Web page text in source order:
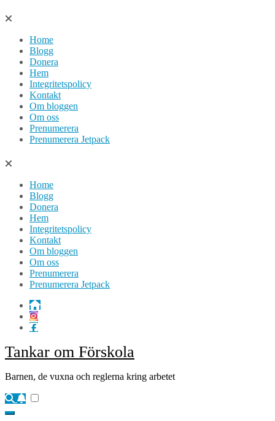
Hoppa
innehållHome
Blogg
Donera
Hem
Integritetspolicy
Kontakt
Om bloggen
Om oss
Prenumerera
Prenumerera Jetpack
Home
Blogg
Donera
Hem
Integritetspolicy
Kontakt
Om bloggen
Om oss
Prenumerera
Prenumerera Jetpack
Tankar om Förskola
Barnen, de vuxna och reglerna kring arbetet